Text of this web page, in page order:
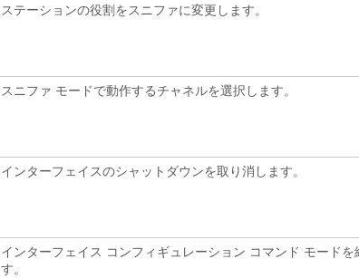
ステーションの役割をスニファに変更します。
スニファ モードで動作するチャネルを選択します。
インターフェイスのシャットダウンを取り消します。
インターフェイス コンフィギュレーション コマンド モードを
す。